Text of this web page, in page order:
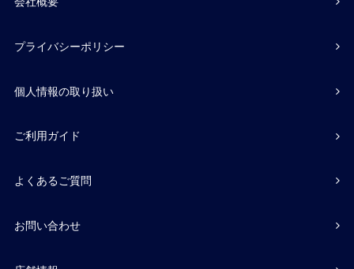
プライバシーポリシー
個人情報の取り扱い
ご利用ガイド
よくあるご質問
お問い合わせ